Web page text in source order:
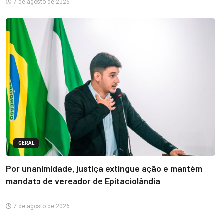
7 de agosto de 2026
GERAL
Por unanimidade, justiça extingue ação e mantém
mandato de vereador de Epitaciolândia
7 de agosto de 2026